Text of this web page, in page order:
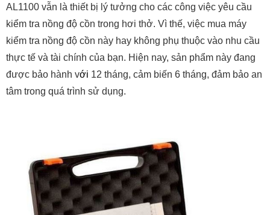
AL1100 vẫn là thiết bị lý tưởng cho các công việc yêu cầu
kiểm tra nồng độ cồn trong hơi thở. Vì thế, việc mua máy
kiểm tra nồng độ cồn này hay không phụ thuộc vào nhu cầu
thực tế và tài chính của bạn. Hiện nay, sản phẩm này đang
được bảo hành với 12 tháng, cảm biến 6 tháng, đảm bảo an
tâm trong quá trình sử dụng.